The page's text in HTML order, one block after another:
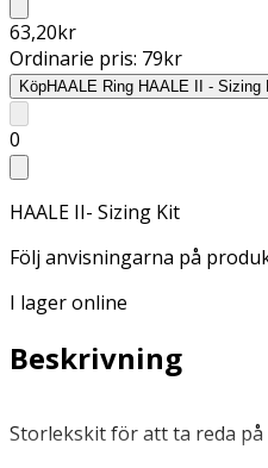
63,20kr
Ordinarie pris: 79kr
KöpHAALE Ring HAALE II - Sizing
0
HAALE II- Sizing Kit
Följ anvisningarna på
I lager online
Beskrivning
Storlekskit för att ta reda